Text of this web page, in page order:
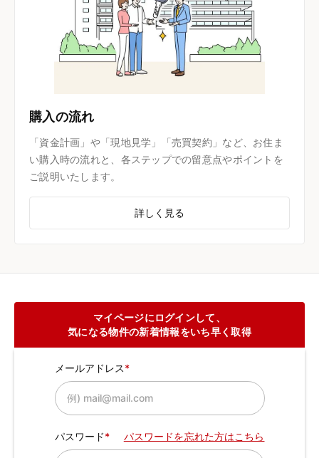
購入の流れ
「資金計画」や「現地見学」「売買契約」など、お住ま
い購入時の流れと、各ステップでの留意点やポイントを
ご説明いたします。
詳しく見る
マイページにログインして、
気になる物件の新着情報をいち早く取得
メールアドレス
パスワード パスワードを忘れた方はこちら